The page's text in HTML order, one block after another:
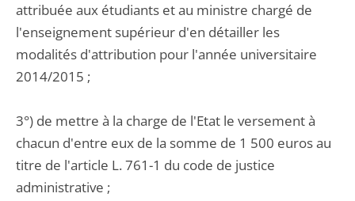
attribuée aux étudiants et au ministre chargé de
l'enseignement supérieur d'en détailler les
modalités d'attribution pour l'année universitaire
2014/2015 ;
3°) de mettre à la charge de l'Etat le versement à
chacun d'entre eux de la somme de 1 500 euros au
titre de l'article L. 761-1 du code de justice
administrative ;